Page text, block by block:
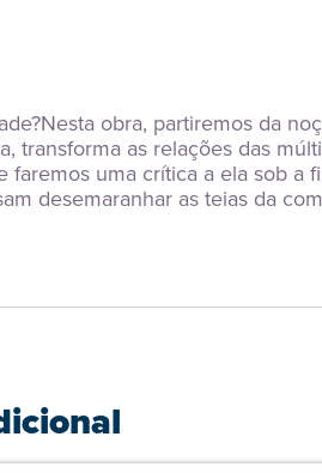
obra, partiremos da
transforma as relações das
faremos uma crítica a ela sob
desemaranhar as teias da